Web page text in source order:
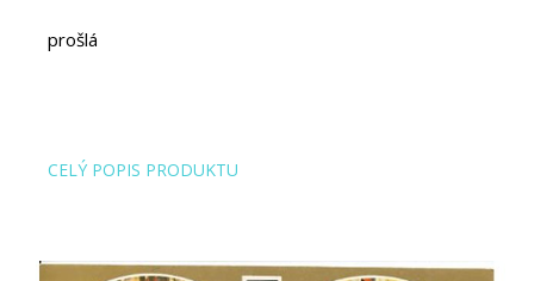
prošlá
CELÝ POPIS PRODUKTU